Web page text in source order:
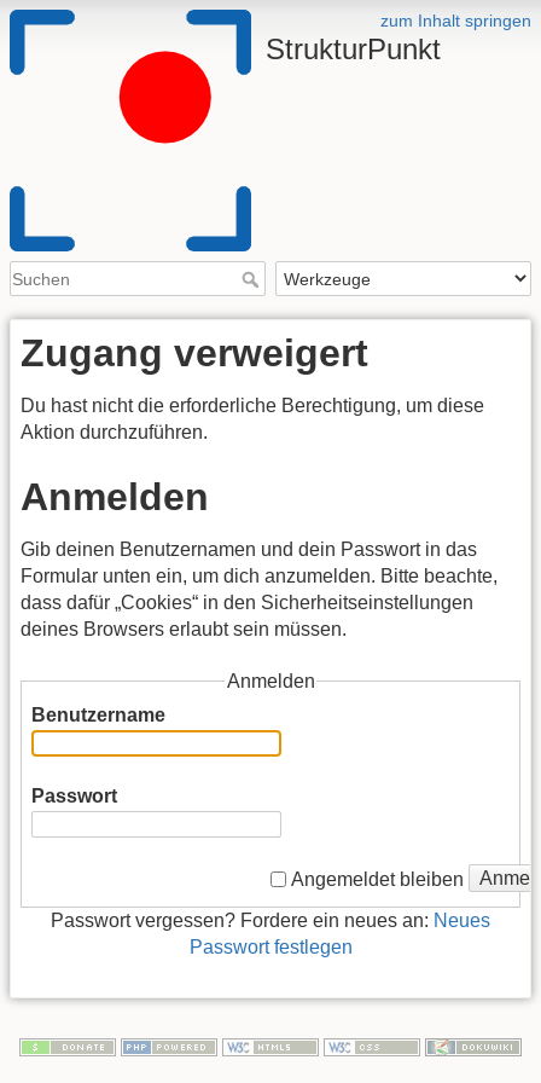
zum Inhalt springen
StrukturPunkt
Zugang verweigert
Du hast nicht die erforderliche Berechtigung, um diese
Aktion durchzuführen.
Anmelden
Gib deinen Benutzernamen und dein Passwort in das
Formular unten ein, um dich anzumelden. Bitte beachte,
dass dafür „Cookies“ in den Sicherheitseinstellungen
deines Browsers erlaubt sein müssen.
Anmelden
Benutzername
Passwort
Angemeldet bleiben
Passwort vergessen? Fordere ein neues an: Neues
Passwort festlegen